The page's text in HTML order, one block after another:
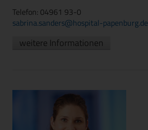
Telefon: 04961 93-0
sabrina.sanders@hospital-papenburg.de
weitere Informationen